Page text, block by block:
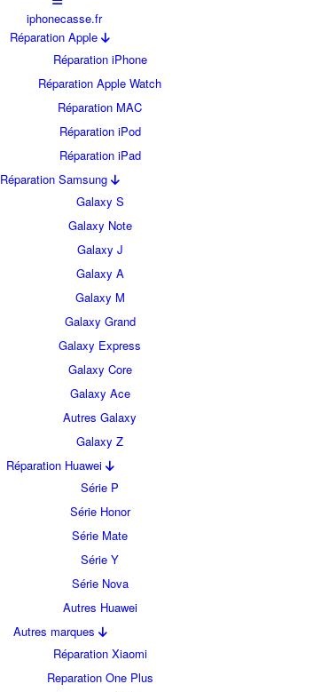
Réparation Apple
Réparation iPhone
Réparation Apple Watch
Réparation MAC
Réparation iPod
Réparation iPad
Réparation Samsung
Galaxy S
Galaxy Note
Galaxy J
Galaxy A
Galaxy M
Galaxy Grand
Galaxy Express
Galaxy Core
Galaxy Ace
Autres Galaxy
Galaxy Z
Réparation Huawei
Série P
Série Honor
Série Mate
Série Y
Série Nova
Autres Huawei
Autres marques
Réparation Xiaomi
Reparation One Plus